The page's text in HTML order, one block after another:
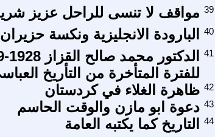
مواقف لا تنسى للراحل عزيز 39
البارودة الانجليزية ونكسة حزيران 40
للفترة المتأخرة من التأريخ
41
ظاهرة الغلاء في كردستان 42
دعوة ابو مازن والوقت الحاسم 43
التاريخ كما يكتبه العامة 44